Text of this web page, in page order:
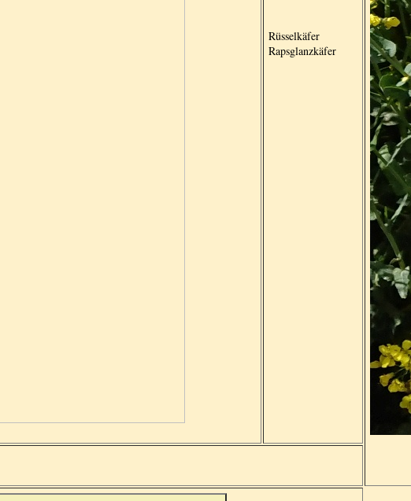
Rüsselkäfer
Rapsglanzkäfer